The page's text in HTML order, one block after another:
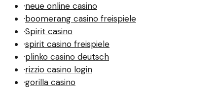
·neue online casino
·boomerang casino freispiele
·Spirit casino
·spirit casino freispiele
·plinko casino deutsch
·rizzio casino login
·gorilla casino